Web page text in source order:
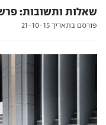
שאלות ותשובות:
פורסם בתאריך 21-10-15